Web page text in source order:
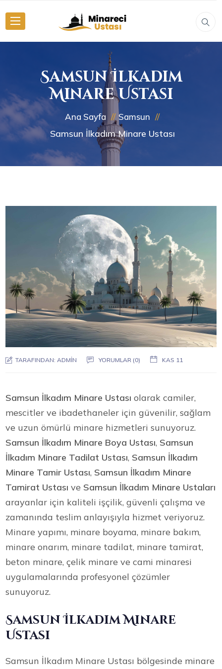
Samsun İlkadım
Minare Ustası
Ana Sayfa Samsun
Samsun İlkadım Minare Ustası
TARAFINDAN: ADMIN YORUMLAR (0) KAS 11
Samsun İlkadım Minare Ustası olarak camiler,
mescitler ve ibadethaneler için güvenilir, sağlam
ve uzun ömürlü minare hizmetleri sunuyoruz.
Samsun İlkadım Minare Boya Ustası, Samsun
İlkadım Minare Tadilat Ustası, Samsun İlkadım
Minare Tamir Ustası, Samsun İlkadım Minare
Tamirat Ustası ve Samsun İlkadım Minare Ustaları
arayanlar için kaliteli işçilik, güvenli çalışma ve
zamanında teslim anlayışıyla hizmet veriyoruz.
Minare yapımı, minare boyama, minare bakım,
minare onarım, minare tadilat, minare tamirat,
beton minare, çelik minare ve cami minaresi
uygulamalarında profesyonel çözümler
sunuyoruz.
Samsun İlkadım Minare
Ustası
Samsun İlkadım Minare Ustası bölgesinde minare